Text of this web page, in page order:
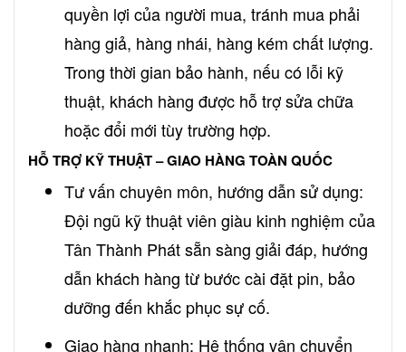
quyền lợi của người mua, tránh mua phải
hàng giả, hàng nhái, hàng kém chất lượng.
Trong thời gian bảo hành, nếu có lỗi kỹ
thuật, khách hàng được hỗ trợ sửa chữa
hoặc đổi mới tùy trường hợp.
HỖ TRỢ KỸ THUẬT – GIAO HÀNG TOÀN QUỐC
Tư vấn chuyên môn, hướng dẫn sử dụng:
Đội ngũ kỹ thuật viên giàu kinh nghiệm của
Tân Thành Phát sẵn sàng giải đáp, hướng
dẫn khách hàng từ bước cài đặt pin, bảo
dưỡng đến khắc phục sự cố.
Giao hàng nhanh: Hệ thống vận chuyển